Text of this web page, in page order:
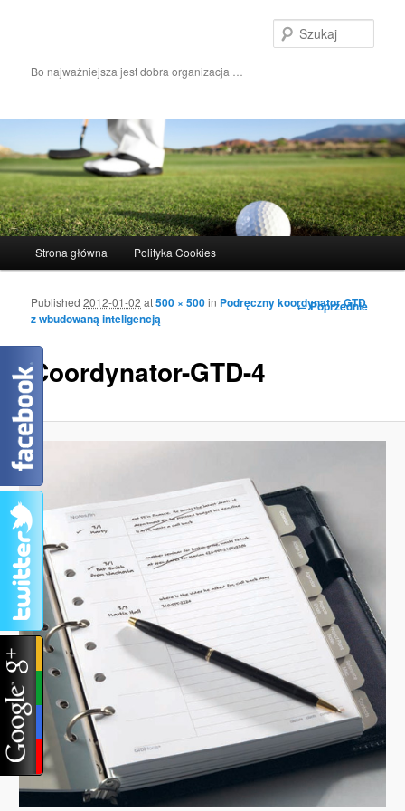
Bo najważniejsza jest dobra organizacja …
Przeskocz do tekstu
Przeskocz do widgetów
Strona główna Polityka Cookies
Nawigacja po obrazkach ← Poprzednie
Coordynator-GTD-4
Published2012-01-02 at500 × 500in Podręczny koordynator GTD
z wbudowaną inteligencją